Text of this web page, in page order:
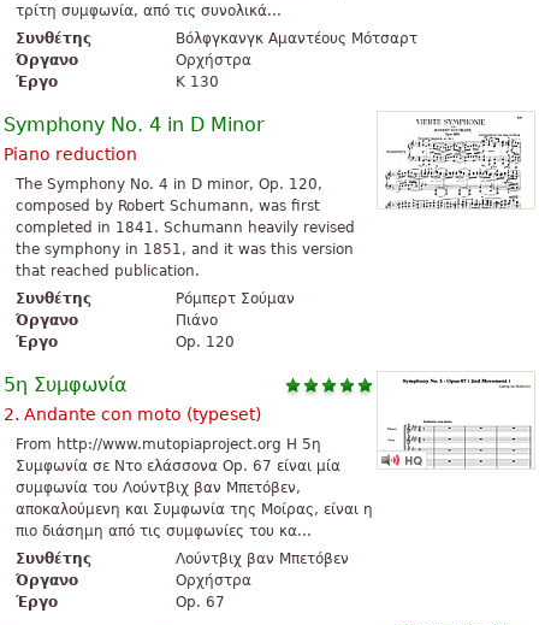
τρίτη συμφωνία, από τις συνολικά...
Συνθέτης
Βόλφγκανγκ Αμαντέους Μότσαρτ
Όργανο
Ορχήστρα
Έργο
K 130
Symphony No. 4 in D Minor
Piano reduction
The Symphony No. 4 in D minor, Op. 120,
composed by Robert Schumann, was first
completed in 1841. Schumann heavily revised
the symphony in 1851, and it was this version
that reached publication.
Συνθέτης
Ρόμπερτ Σούμαν
Όργανο
Πιάνο
Έργο
Op. 120
5η Συμφωνία
2. Andante con moto (typeset)
From http://www.mutopiaproject.org H 5η
Συμφωνία σε Ντο ελάσσονα Op. 67 είναι μία
συμφωνία του Λούντβιχ βαν Μπετόβεν,
αποκαλούμενη και Συμφωνία της Μοίρας, είναι η
πιο διάσημη από τις συμφωνίες του κα...
Συνθέτης
Λούντβιχ βαν Μπετόβεν
Όργανο
Ορχήστρα
Έργο
Op. 67